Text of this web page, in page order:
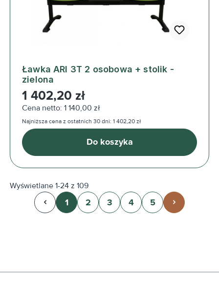
Ławka ARI 3T 2 osobowa + stolik -
zielona
Cena regularna:
1 402,20 zł
Cena netto: 1 140,00 zł
Najniższa cena z ostatnich 30 dni: 1 402,20 zł
Do koszyka
Wyświetlane 1-24 z 109
Strona
1 Strona
2 Strona
3 Strona
4 Strona
5